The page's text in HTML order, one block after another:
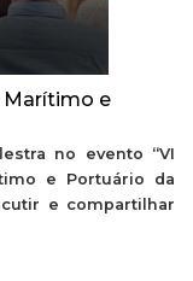
Marítimo e
no evento “VI
e Portuário da
e compartilhar